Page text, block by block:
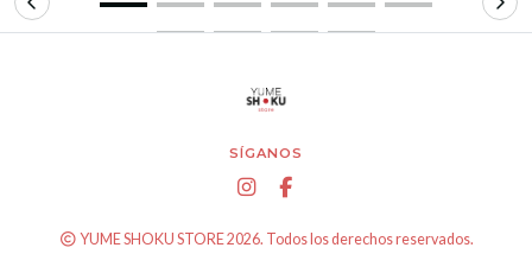
SÍGANOS
YUME SHOKU STORE 2026. Todos los derechos reservados.